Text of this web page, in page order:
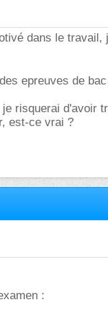
dans le travail,
epreuves de
risquerai d'avoir
est-ce vrai ?
: